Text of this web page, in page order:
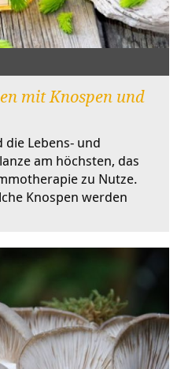
mit Knospen und
Lebens- und
am höchsten, das
zu Nutze.
Knospen werden